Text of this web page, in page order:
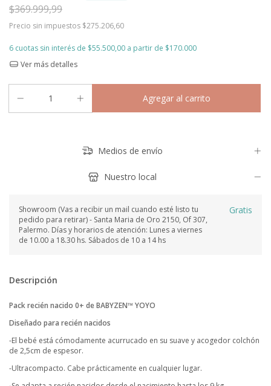
$369.999,99
Precio sin impuestos $275.206,60
6 cuotas sin interés de $55.500,00
Ver más detalles
Medios de envío
Nuestro local
Showroom (Vas a recibir un mail cuando esté listo tu
pedido para retirar) - Santa Maria de Oro 2150, Of 307,
Palermo. Días y horarios de atención: Lunes a viernes
de 10.00 a 18.30 hs. Sábados de 10 a 14 hs
Gratis
Descripción
Pack recién nacido 0+ de BABYZEN™ YOYO
Diseñado para recién nacidos
-El bebé está cómodamente acurrucado en su suave y acogedor colchón
de 2,5cm de espesor.
-Ultracompacto. Cabe prácticamente en cualquier lugar.